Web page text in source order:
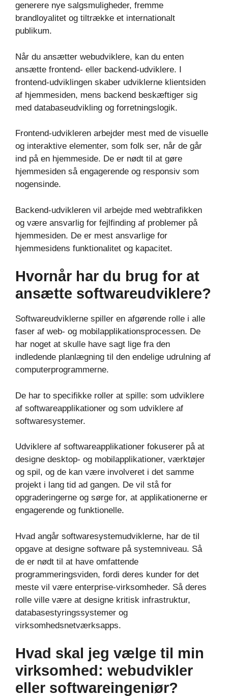
generere nye salgsmuligheder, fremme
brandloyalitet og tiltrække et internationalt
publikum.
Når du ansætter webudviklere, kan du enten
ansætte frontend- eller backend-udviklere. I
frontend-udviklingen skaber udviklerne klientsiden
af hjemmesiden, mens backend beskæftiger sig
med databaseudvikling og forretningslogik.
Frontend-udvikleren arbejder mest med de visuelle
og interaktive elementer, som folk ser, når de går
ind på en hjemmeside. De er nødt til at gøre
hjemmesiden så engagerende og responsiv som
nogensinde.
Backend-udvikleren vil arbejde med webtrafikken
og være ansvarlig for fejlfinding af problemer på
hjemmesiden. De er mest ansvarlige for
hjemmesidens funktionalitet og kapacitet.
Hvornår har du brug for at
ansætte softwareudviklere?
Softwareudviklerne spiller en afgørende rolle i alle
faser af web- og mobilapplikationsprocessen. De
har noget at skulle have sagt lige fra den
indledende planlægning til den endelige udrulning af
computerprogrammerne.
De har to specifikke roller at spille: som udviklere
af softwareapplikationer og som udviklere af
softwaresystemer.
Udviklere af softwareapplikationer fokuserer på at
designe desktop- og mobilapplikationer, værktøjer
og spil, og de kan være involveret i det samme
projekt i lang tid ad gangen. De vil stå for
opgraderingerne og sørge for, at applikationerne er
engagerende og funktionelle.
Hvad angår softwaresystemudviklerne, har de til
opgave at designe software på systemniveau. Så
de er nødt til at have omfattende
programmeringsviden, fordi deres kunder for det
meste vil være enterprise-virksomheder. Så deres
rolle ville være at designe kritisk infrastruktur,
databasestyringssystemer og
virksomhedsnetværksapps.
Hvad skal jeg vælge til min
virksomhed: webudvikler
eller softwareingeniør?